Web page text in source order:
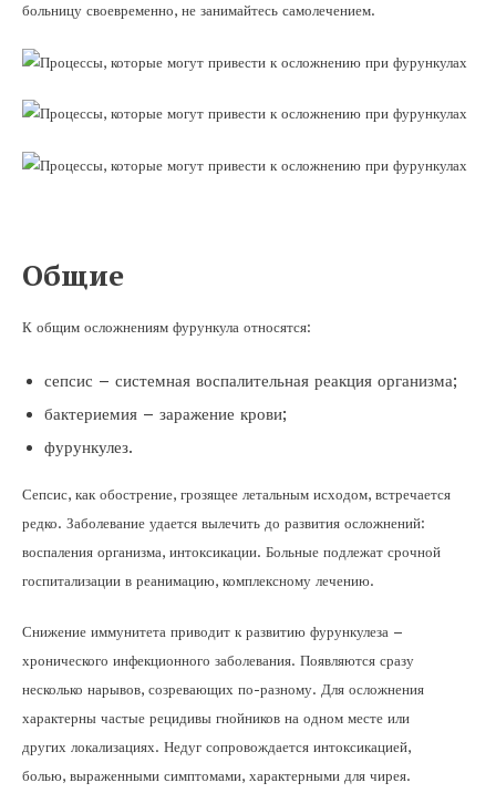
больницу своевременно, не занимайтесь самолечением.
Общие
К общим осложнениям фурункула относятся:
сепсис – системная воспалительная реакция организма;
бактериемия – заражение крови;
фурункулез.
Сепсис, как обострение, грозящее летальным исходом, встречается
редко. Заболевание удается вылечить до развития осложнений:
воспаления организма, интоксикации. Больные подлежат срочной
госпитализации в реанимацию, комплексному лечению.
Снижение иммунитета приводит к развитию фурункулеза –
хронического инфекционного заболевания. Появляются сразу
несколько нарывов, созревающих по-разному. Для осложнения
характерны частые рецидивы гнойников на одном месте или
других локализациях. Недуг сопровождается интоксикацией,
болью, выраженными симптомами, характерными для чирея.